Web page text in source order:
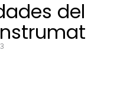
del